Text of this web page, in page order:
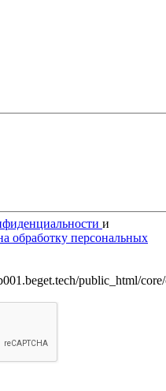
и
обработку персональных
public_html/